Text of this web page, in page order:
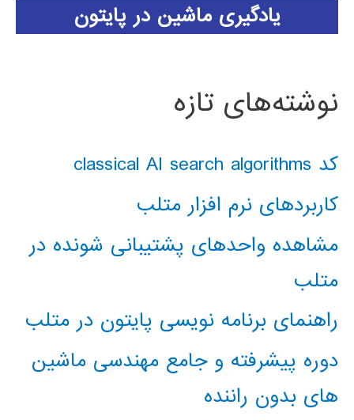
یادگیری ماشین در پایتون
نوشته‌های تازه
کد classical AI search algorithms
کاربردهای نرم افزار متلب
مشاهده واحدهای پشتیبانی شونده در
متلب
راهنمای برنامه نویسی پایتون در متلب
دوره پیشرفته و جامع مهندسی ماشین
های بدون راننده